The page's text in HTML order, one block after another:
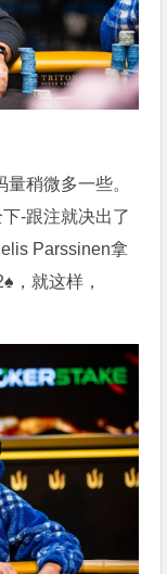
稍微多一些。
-跟注就决出了
Parssinen拿
，就这样，